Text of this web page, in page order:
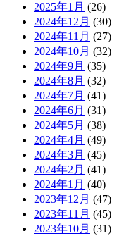
2025年1月 (26)
2024年12月 (30)
2024年11月 (27)
2024年10月 (32)
2024年9月 (35)
2024年8月 (32)
2024年7月 (41)
2024年6月 (31)
2024年5月 (38)
2024年4月 (49)
2024年3月 (45)
2024年2月 (41)
2024年1月 (40)
2023年12月 (47)
2023年11月 (45)
2023年10月 (31)